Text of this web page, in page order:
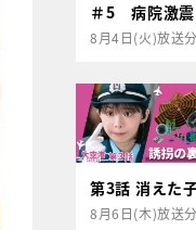
＃5 病院激震
8月4日(火)放送分
第3話 消えた
8月6日(木)放送分